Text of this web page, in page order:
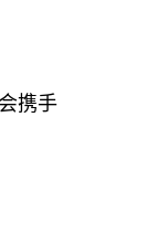
携手